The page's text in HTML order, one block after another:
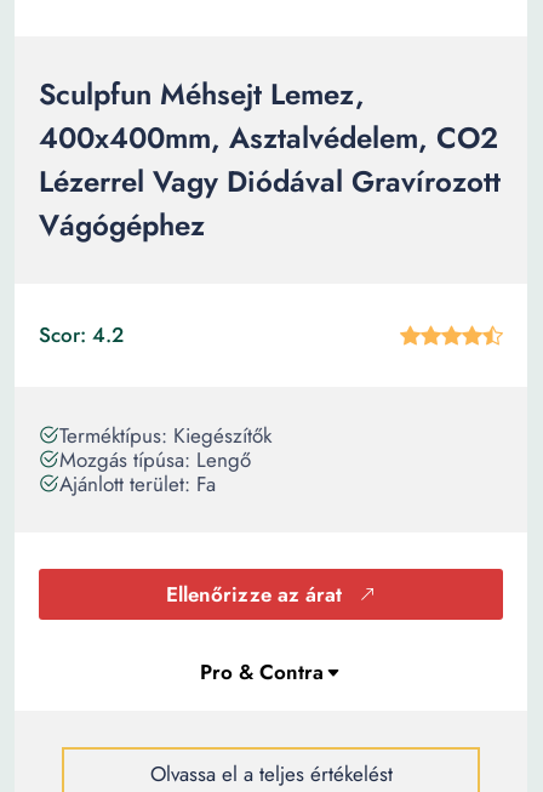
Sculpfun Méhsejt Lemez,
400x400mm, Asztalvédelem, CO2
Lézerrel Vagy Diódával Gravírozott
Vágógéphez
Scor: 4.2
Terméktípus: Kiegészítők
Mozgás típúsa: Lengő
Ajánlott terület: Fa
Ellenőrizze az árat
Olvassa el a teljes értékelést